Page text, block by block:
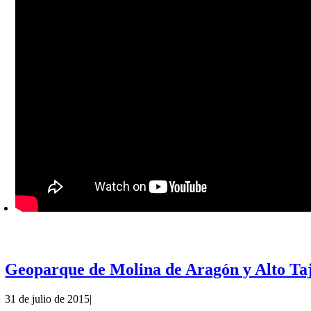
Geoparque de Molina de Aragón y Alto
31 de julio de 2015|